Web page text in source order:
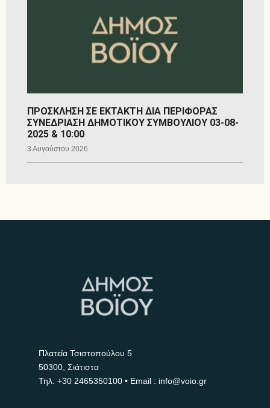
ΠΡΟΣΚΛΗΣΗ ΣΕ ΕΚΤΑΚΤΗ ΔΙΑ ΠΕΡΙΦΟΡΑΣ
ΣΥΝΕΔΡΙΑΣΗ ΔΗΜΟΤΙΚΟΥ ΣΥΜΒΟΥΛΙΟΥ 03-08-
2025 & 10:00
3 Αυγούστου 2026
Πλατεία Τσιστοπούλου 5
50300, Σιάτιστα
Τηλ. +30 2465350100 • Email : info@voio.gr